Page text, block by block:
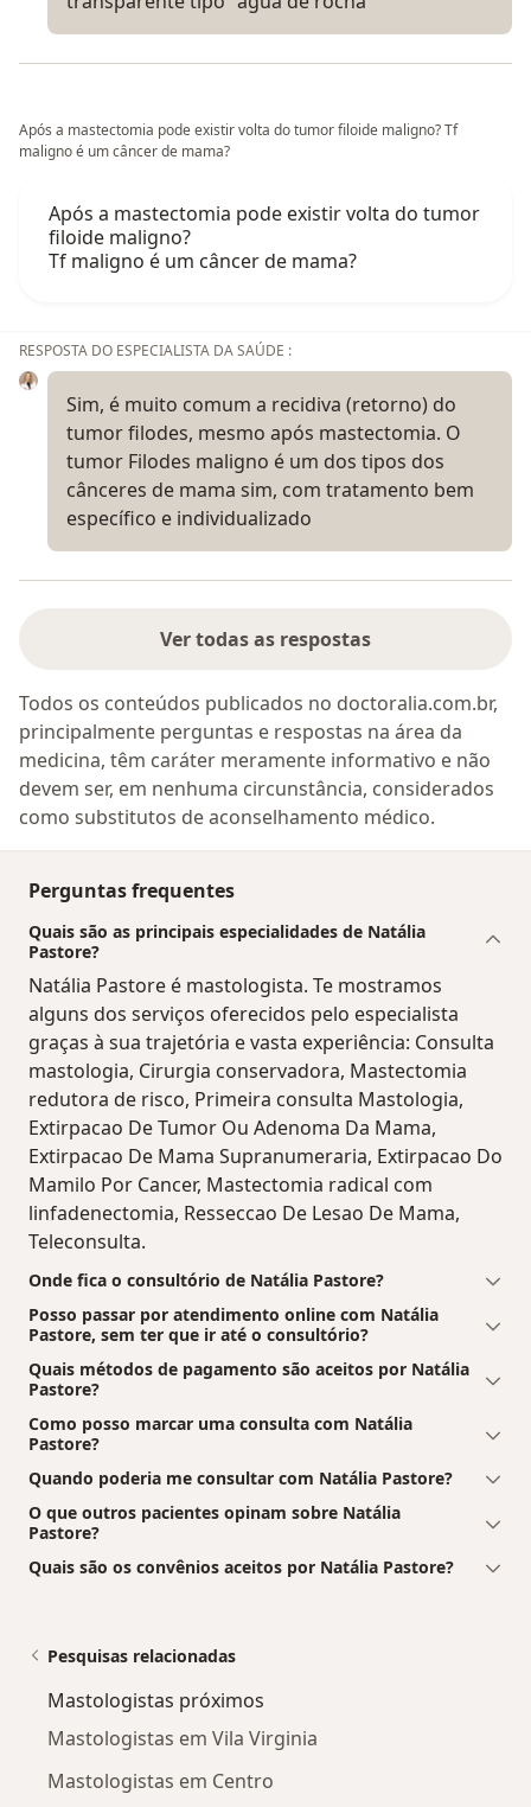
Após a mastectomia pode existir volta do tumor filoide maligno? Tf
maligno é um câncer de mama?
Após a mastectomia pode existir volta do tumor
filoide maligno?
Tf maligno é um câncer de mama?
RESPOSTA DO ESPECIALISTA DA SAÚDE :
Sim, é muito comum a recidiva (retorno) do
tumor filodes, mesmo após mastectomia. O
tumor Filodes maligno é um dos tipos dos
cânceres de mama sim, com tratamento bem
específico e individualizado
Ver todas as respostas
Todos os conteúdos publicados no doctoralia.com.br,
principalmente perguntas e respostas na área da
medicina, têm caráter meramente informativo e não
devem ser, em nenhuma circunstância, considerados
como substitutos de aconselhamento médico.
Perguntas frequentes
Quais são as principais especialidades de Natália
Pastore?
Natália Pastore é mastologista. Te mostramos
alguns dos serviços oferecidos pelo especialista
graças à sua trajetória e vasta experiência: Consulta
mastologia, Cirurgia conservadora, Mastectomia
redutora de risco, Primeira consulta Mastologia,
Extirpacao De Tumor Ou Adenoma Da Mama,
Extirpacao De Mama Supranumeraria, Extirpacao Do
Mamilo Por Cancer, Mastectomia radical com
linfadenectomia, Resseccao De Lesao De Mama,
Teleconsulta.
Onde fica o consultório de Natália Pastore?
Posso passar por atendimento online com Natália
Pastore, sem ter que ir até o consultório?
Quais métodos de pagamento são aceitos por Natália
Pastore?
Como posso marcar uma consulta com Natália
Pastore?
Quando poderia me consultar com Natália Pastore?
O que outros pacientes opinam sobre Natália
Pastore?
Quais são os convênios aceitos por Natália Pastore?
Pesquisas relacionadas
Mastologistas próximos
Mastologistas em Vila Virginia
Mastologistas em Centro